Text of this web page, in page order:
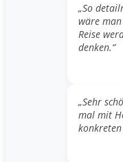
„So
wäre
Reise
denken.“
„Sehr
mal mit